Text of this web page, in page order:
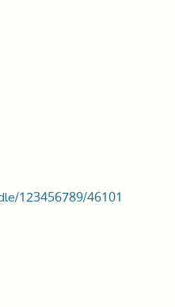
123456789/46101